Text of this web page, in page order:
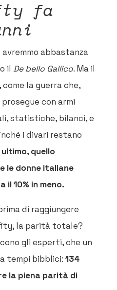
fa
abbastanza
il De bello Gallico. Ma il
la guerra che,
con armi
statistiche, bilanci, e
i divari restano
quello
le donne italiane
il 10% in meno.
di raggiungere
la parità totale?
gli esperti, che un
tempi bibblici: 134
la piena parità di